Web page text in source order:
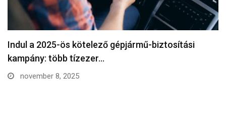
Indul a 2025-ös kötelező gépjármű-biztosítási
kampány: több tízezer…
november 8, 2025